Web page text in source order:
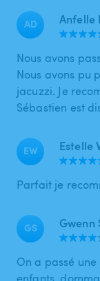
AD Anfelle
Nous avons
Nous avons pu
jacuzzi. Je
Sébastien est
EW Estelle
Parfait je
GS Gwenn
On a passé